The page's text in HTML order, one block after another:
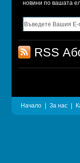
новини по вашата
RSS
Начало За нас